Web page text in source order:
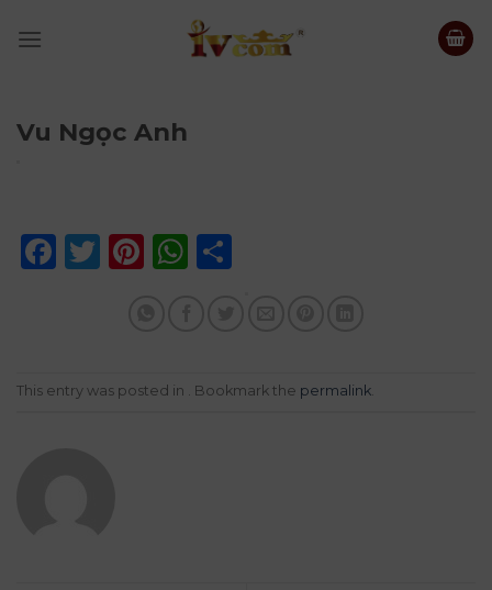
Vu Ngọc Anh
Facebook
Twitter
Pinterest
WhatsApp
This entry was posted in . Bookmark the permalink.